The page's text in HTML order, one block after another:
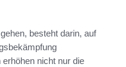
besteht darin, auf
nicht nur die